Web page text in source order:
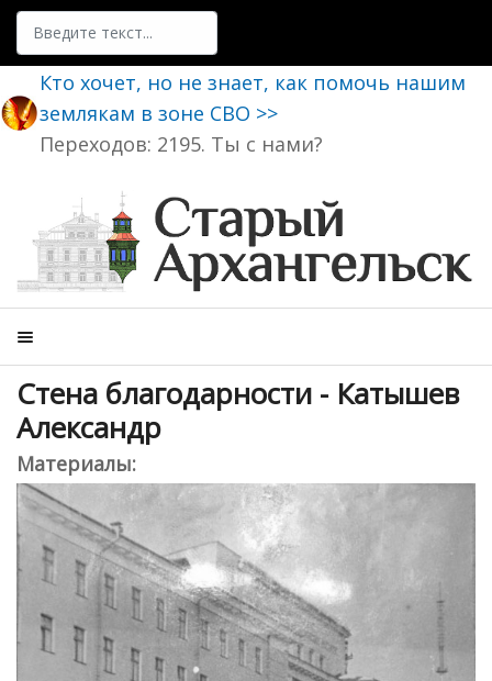
Поиск
Кто хочет, но не знает, как помочь нашим
землякам в зоне СВО >>
Переходов: 2195. Ты с нами?
Стена благодарности - Катышев
Александр
Материалы: